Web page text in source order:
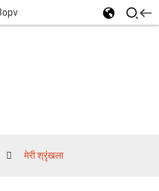
मेरी श्रृंखला